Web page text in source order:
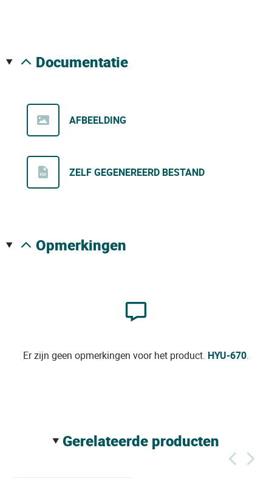
documentatie
AFBEELDING
ZELF GEGENEREERD BESTAND
opmerkingen
Er zijn geen opmerkingen voor het product. HYU-670.
gerelateerde producten